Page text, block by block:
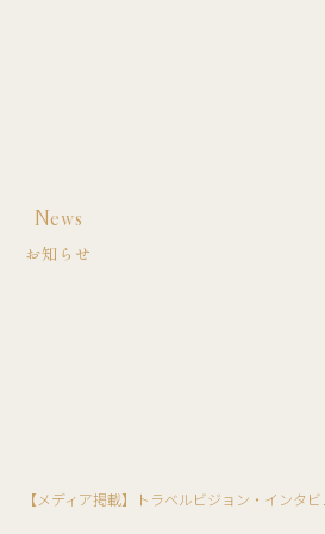
News
お知らせ
【メディア掲載】トラベルビジョン・インタ